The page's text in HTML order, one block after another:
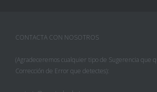
CONTACTA CON NOSOTROS
(Agradeceremos cualquier tipo de Sugerencia que
Corrección de Error que detectes):